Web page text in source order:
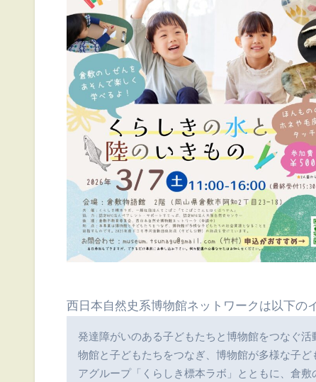
西日本自然史系博物館ネットワークは以下の
発達障がいのある子どもたちと博物館をつなぐ
物館と子どもたちをつなぎ、博物館が多様な子
アグループ「くらしき標本ラボ」とともに、倉